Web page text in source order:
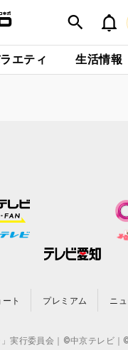
エティ 生活情報
ート プレミアム ニ
実行委員会｜©中京テレビ｜